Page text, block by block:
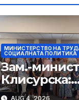
МИНИСТЕРСТВО НА
СОЦИАЛНАТА ПОЛИТИКА
Зам.-
Клисурска:
Социалните
AUG 4, 2026